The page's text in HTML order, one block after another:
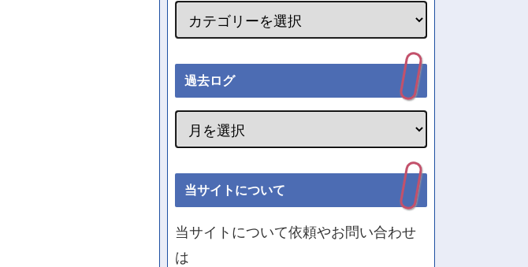
過去ログ
当サイトについて
当サイトについて依頼やお問い合わせ
は